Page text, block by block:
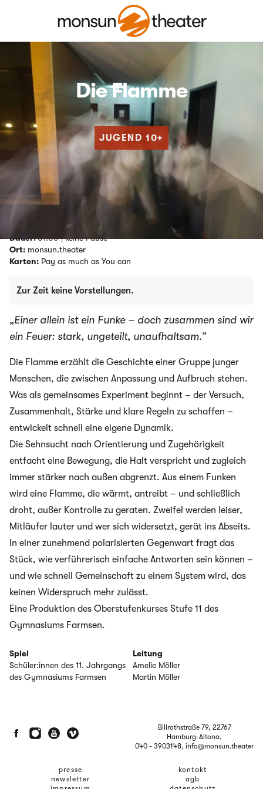
Die Flamme
JUGEND10+
© Victor Dimitrov & Leon Blum
Ein Schulprojekt mit Schüler:innen des Gymnasiums
Farmsen
Dauer:01:00 | keine Pause
Ort: monsun.theater
Karten: Pay as much as You can
Zur Zeit keine Vorstellungen.
„Einer allein ist ein Funke – doch zusammen sind wir
ein Feuer: stark, ungeteilt, unaufhaltsam.”
Die Flamme erzählt die Geschichte einer Gruppe junger
Menschen, die zwischen Anpassung und Aufbruch stehen.
Was als gemeinsames Experiment beginnt – der Versuch,
Zusammenhalt, Stärke und klare Regeln zu schaffen –
entwickelt schnell eine eigene Dynamik.
Die Sehnsucht nach Orientierung und Zugehörigkeit
entfacht eine Bewegung, die Halt verspricht und zugleich
immer stärker nach außen abgrenzt. Aus einem Funken
wird eine Flamme, die wärmt, antreibt – und schließlich
droht, außer Kontrolle zu geraten. Zweifel werden leiser,
Mitläufer lauter und wer sich widersetzt, gerät ins Abseits.
In einer zunehmend polarisierten Gegenwart fragt das
Stück, wie verführerisch einfache Antworten sein können –
und wie schnell Gemeinschaft zu einem System wird, das
keinen Widerspruch mehr zulässt.
Eine Produktion des Oberstufenkurses Stufe 11 des
Gymnasiums Farmsen.
Spiel
Schüler:innen des 11. Jahrgangs
des Gymnasiums Farmsen
Leitung
Amelie Möller
Martin Möller
Billrothstraße 79, 22767
Hamburg-Altona,
040 - 3903148, info@monsun.theater
presse
kontakt
newsletter
agb